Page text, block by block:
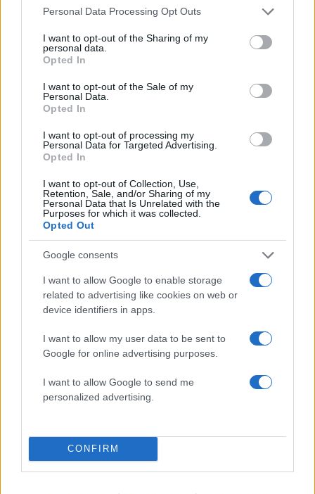
Please note that this website/app uses one or more Google
not limited to your visit or usage behaviour. You may click to
grant or deny consent to Google and its third-party tags to
use your data for below specified purposes in below Google
consent section.
Personal Data Processing Opt Outs
I want to opt-out of the Sharing of my
personal data.
Opted In
I want to opt-out of the Sale of my
Personal Data.
Opted In
I want to opt-out of processing my
Personal Data for Targeted Advertising.
Opted In
I want to opt-out of Collection, Use,
Retention, Sale, and/or Sharing of my
Personal Data that Is Unrelated with the
Purposes for which it was collected.
Opted Out
Google consents
I want to allow Google to enable storage
related to advertising like cookies on web or
device identifiers in apps.
I want to allow my user data to be sent to
Google for online advertising purposes.
I want to allow Google to send me
personalized advertising.
CONFIRM
κινητού, η θεία από την Ινδία και τα
Η Ελένη Φωτοπούλου ευχήθηκε για τη
γιορτή του Άκη Παυλόπουλου: «Δεκαπέντε
«Αφιέρωσε τη ζωή της στο να βοηθά
ανθρώπους που είχαν ανάγκη» - Η πρώτη
Λίζα που βρέθηκε νεκρή στην Κυψέλη
Αριστοτέλης Δαμίγος: Στο Αποτεφρωτήριο
σύνδεσμο του ελικοπτέρου που έπεσε στην
Ψάθα
Πιο σχολιασμένα
Μητσοτάκης στην υπογραφή συμφωνίας
για την ηλεκτρική διασύνδεση Ελλάδας –
Κύπρου: «Ισχυρή ψήφος εμπιστοσύνης» η
είσοδος της Meridiam στην GSI
Έφυγαν οι συνεργάτες, μένει η Μαρία
Καρυστιανού - Η επόμενη μέρα για την
«Ελπίδα για τη Δημοκρατία»
Canadair 515: Οι πρώτες εικόνες από την
κατασκευή του αεροσκάφους που θα
επιχειρεί και τη νύχτα στα μέτωπα της
86 Αυγερινός, Μουτσάτσου και ακόμη 20
πρώην στελέχη κατά Καρυστιανού: «Δεν
αποχωρήσαμε για καρέκλες», αιχμές για
«συγκεντρωτικό μοντέλο»